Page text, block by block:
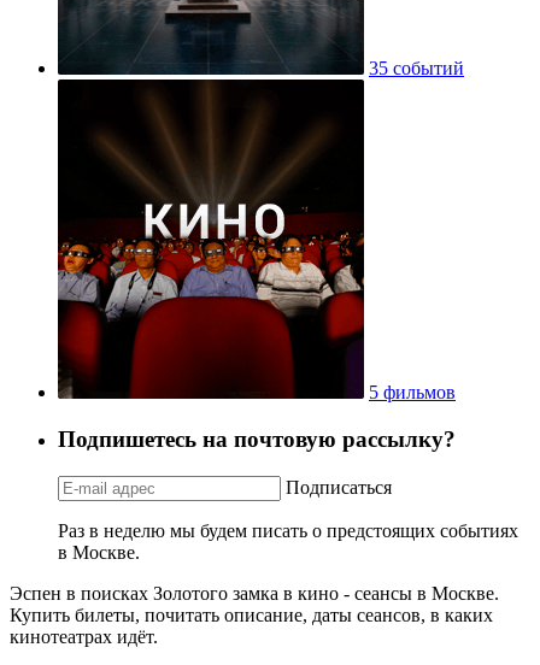
35 событий
5 фильмов
Подпишетесь на почтовую рассылку?
Подписаться
Раз в неделю мы будем писать о предстоящих событиях
в Москве.
Эспен в поисках Золотого замка в кино - сеансы в Москве.
Купить билеты, почитать описание, даты сеансов, в каких
кинотеатрах идёт.